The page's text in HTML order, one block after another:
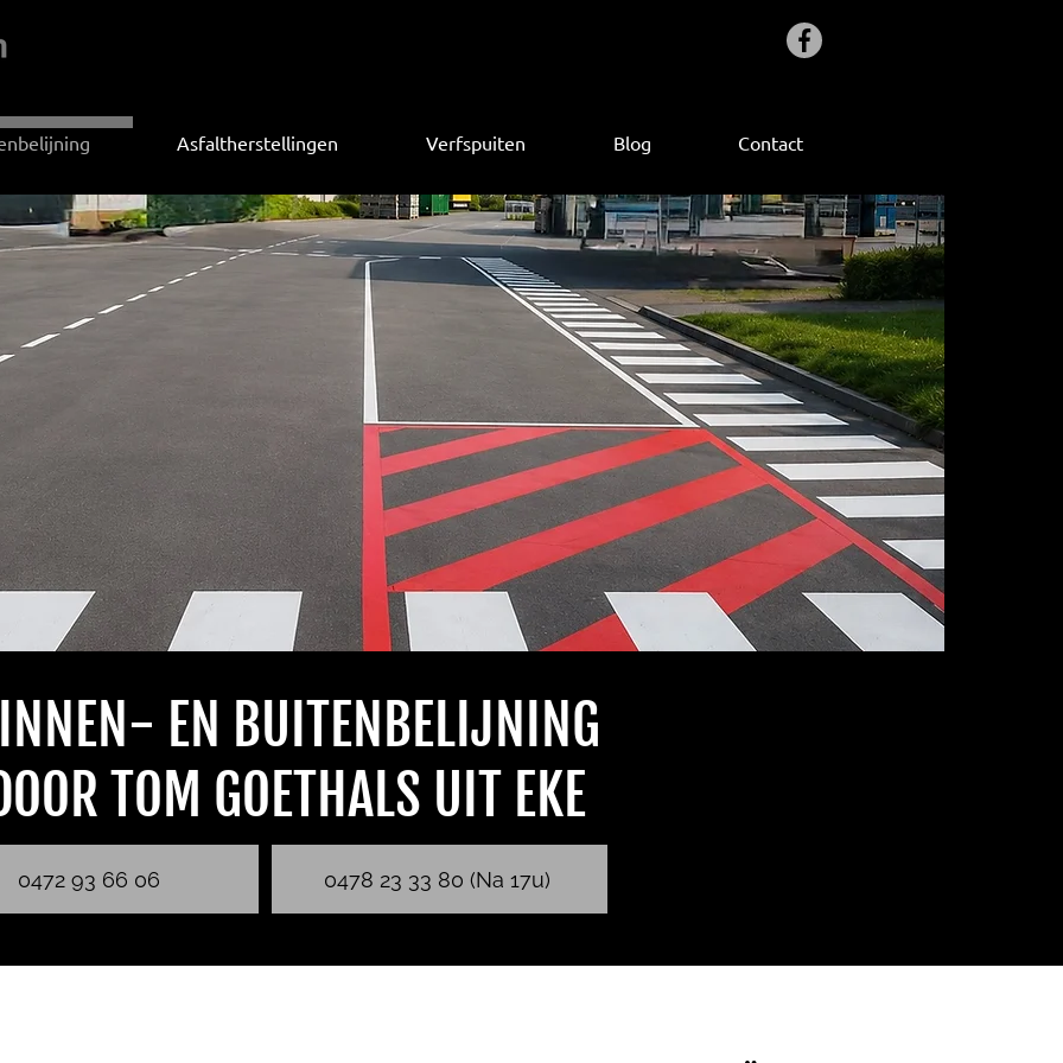
Asfaltherstellingen Verfspuiten Blog Contact
EN BUITENBELIJNING
TOM GOETHALS UIT EKE
0472 93 66 06 0478 23 33 80 (Na 17u)